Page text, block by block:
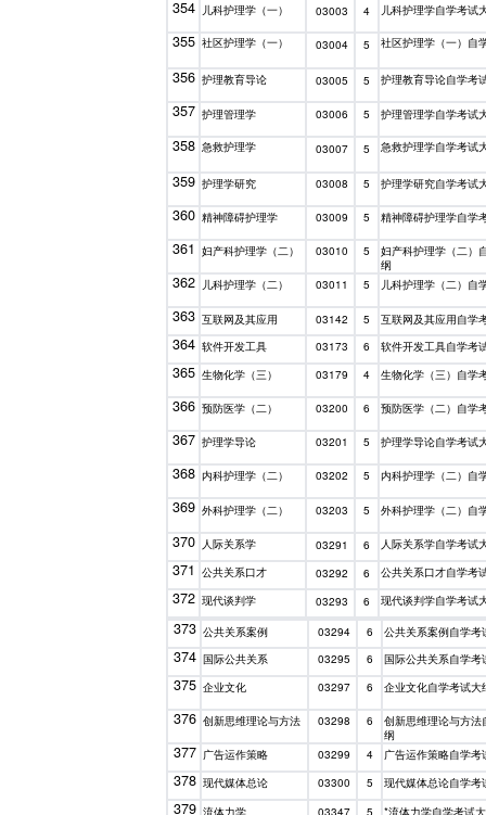
354 儿科护理学（一） 03003 4 儿科护理学自学考试
355 社区护理学（一） 03004 5 社区护理学（一）自
356 护理教育导论 03005 5 护理教育导论自学考
357 护理管理学 03006 5 护理管理学自学考试
358 急救护理学 03007 5 急救护理学自学考试
359 护理学研究 03008 5 护理学研究自学考试
360 精神障碍护理学 03009 5 精神障碍护理学自学
361 妇产科护理学（二） 03010 5
妇产科护理学（二）
纲
362 儿科护理学（二） 03011 5 儿科护理学（二）自
363 互联网及其应用 03142 5 互联网及其应用自学
364 软件开发工具 03173 6 软件开发工具自学考
365 生物化学（三） 03179 4 生物化学（三）自学
366 预防医学（二） 03200 6 预防医学（二）自学
367 护理学导论 03201 5 护理学导论自学考试
368 内科护理学（二） 03202 5 内科护理学（二）自
369 外科护理学（二） 03203 5 外科护理学（二）自
370 人际关系学 03291 6 人际关系学自学考试
371 公共关系口才 03292 6 公共关系口才自学考
372 现代谈判学 03293 6 现代谈判学自学考试
373 公共关系案例 03294 6 公共关系案例自学考
374 国际公共关系 03295 6 国际公共关系自学考
375 企业文化 03297 6 企业文化自学考试大
376 创新思维理论与方法 03298 6
创新思维理论与方法
纲
377 广告运作策略 03299 4 广告运作策略自学考
378 现代媒体总论 03300 5 现代媒体总论自学考
379 流体力学 *流体力学自学考试